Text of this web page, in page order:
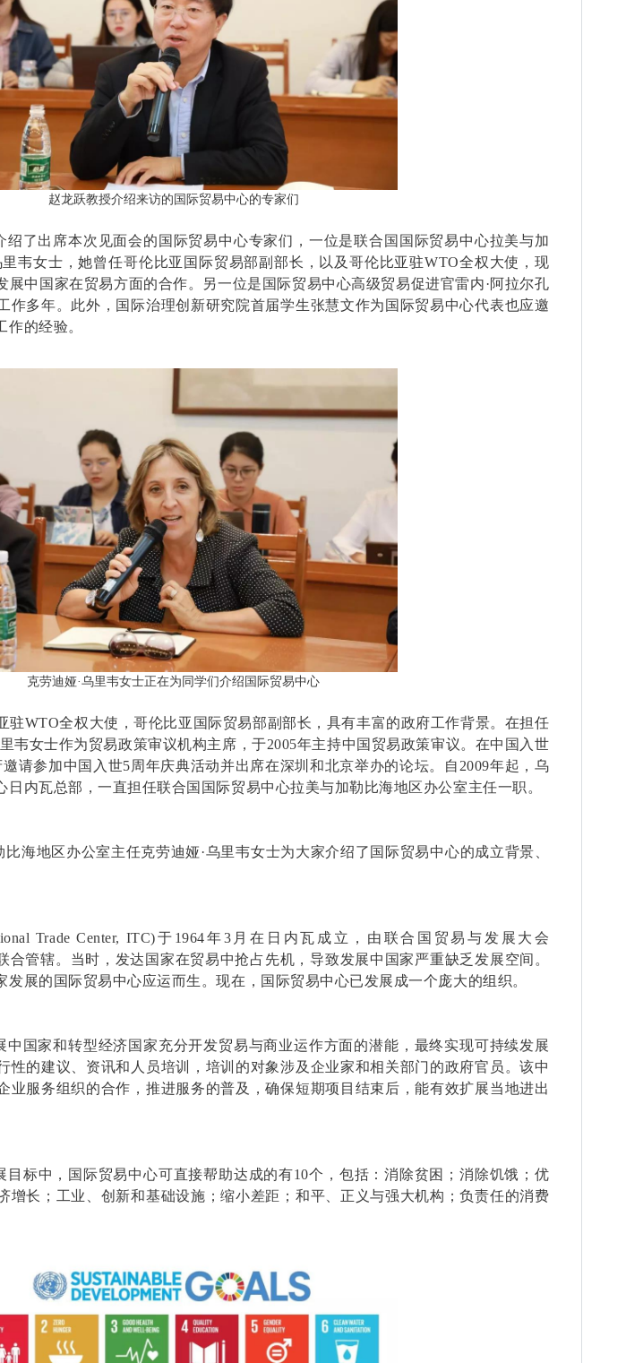
赵龙跃教授介绍来访的国际贸易中心的专家们
绍了出席本次见面会的国际贸易中心专家们，一位是联合国国际贸易中心拉美与加
里韦女士 ，她曾任哥伦比亚国际贸易部副部长，以及哥伦比亚驻WTO全权大使，现
展中国家在贸易方面的合作。另一位是国际贸易中心高级贸易促进官雷内·阿拉尔孔
作多年。此外，国际治理创新研究院首届学生张慧文作为国际贸易中心代表也应邀
的经验。
克劳迪娅·乌里韦女士正在为同学们介绍国际贸易中心
驻WTO全权大使，哥伦比亚国际贸易部副部长，具有丰富的政府工作背景。在担任
韦女士作为贸易政策审议机构主席，于2005年主持中国贸易政策审议。在中国入世
请参加中国入世5周年庆典活动并出席在深圳和北京举办的论坛。自 2009年起，乌
内瓦总部，一直担任联合国国际贸易中心拉美与加勒比海地区办公室主任一职。
海地区办公室主任克劳迪娅·乌里韦女士为大家介绍了国际贸易中心的成立背景、
Trade Center, ITC)于 1964年3 月在日内瓦成立，由联合国贸易与发展大会
合管辖。当时，发达国家在贸易中抢占先机，导致发展中国家严重缺乏发展空间。
展的国际贸易中心应运而生。现在，国际贸易中心已发展成一个庞大的组织。
中国家和转型经济国家充分开发贸易与商业运作方面的潜能，最终实现可持续发展
性的建议、资讯和人员培训，培训的对象涉及企业家和相关部门的政府官员。该中
业服务组织的合作，推进服务的普及，确保短期项目结束后，能有效扩展当地进出
目标中，国际贸易中心可直接帮助达成的有10个 ，包括：消除贫困；消除饥饿；优
增长；工业、创新和基础设施；缩小差距；和平、正义与强大机构；负责任的消费